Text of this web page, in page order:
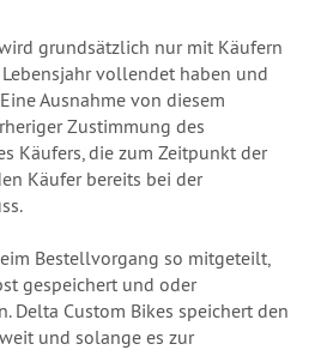
grundsätzlich nur mit Käufern
vollendet haben und
Ausnahme von diesem
Zustimmung des
Käufers, die zum Zeitpunkt der
Käufer bereits bei der
Bestellvorgang so mitgeteilt,
gespeichert und oder
Delta Custom Bikes speichert den
und solange es zur